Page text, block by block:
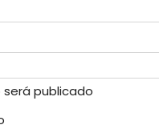
será publicado